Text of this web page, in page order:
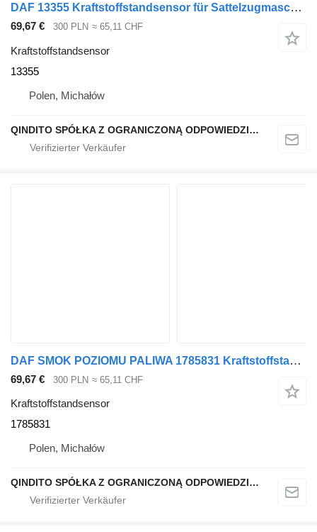
DAF 13355 Kraftstoffstandsensor für Sattelzugmaschine
69,67 € 300 PLN ≈ 65,11 CHF
Kraftstoffstandsensor
13355
Polen, Michałów
QINDITO SPÓŁKA Z OGRANICZONĄ ODPOWIEDZIALNOŚCIĄ
DAF SMOK POZIOMU PALIWA 1785831 Kraftstoffstandsensor für DAF Sattelzugmaschine
69,67 € 300 PLN ≈ 65,11 CHF
Kraftstoffstandsensor
1785831
Polen, Michałów
QINDITO SPÓŁKA Z OGRANICZONĄ ODPOWIEDZIALNOŚCIĄ